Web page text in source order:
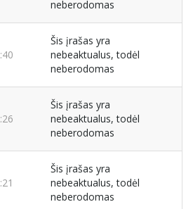
neberodomas
Šis įrašas yra
nebeaktualus, todėl
neberodomas
Šis įrašas yra
nebeaktualus, todėl
neberodomas
Šis įrašas yra
nebeaktualus, todėl
neberodomas